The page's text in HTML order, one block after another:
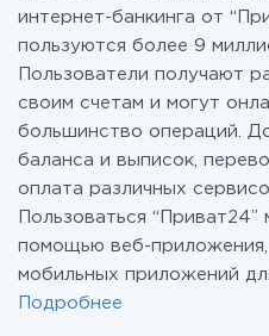
интернет-банкинга от
пользуются более 9
Пользователи получают
своим счетам и могут
большинство операций.
баланса и выписок,
оплата различных
Пользоваться
помощью веб-
мобильных приложений
Подробнее